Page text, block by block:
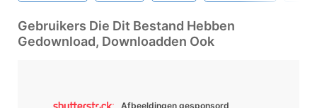
Gebruikers Die Dit Bestand Hebben
Gedownload, Downloadden Ook
Afbeeldingen gesponsord